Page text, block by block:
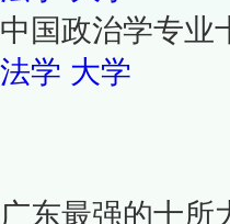
中国政治学专业
法学 大学
广东最强的十所